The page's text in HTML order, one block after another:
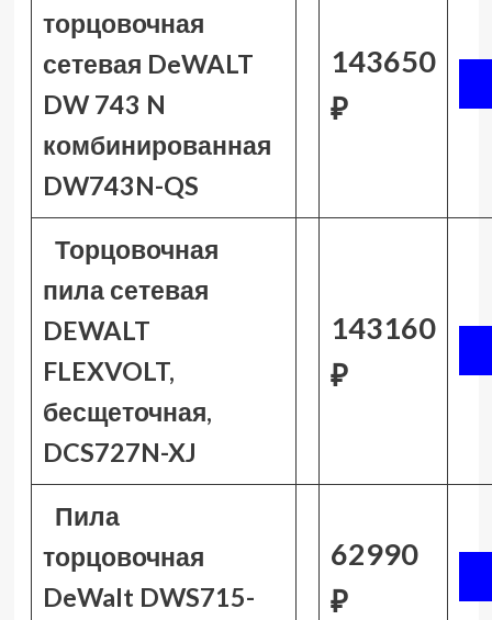
торцовочная
сетевая DeWALT
DW 743 N
комбинированная
DW743N-QS
143650
₽
Торцовочная
пила сетевая
DEWALT
FLEXVOLT,
бесщеточная,
DCS727N-XJ
143160
₽
Пила
торцовочная
DeWalt DWS715-
62990
₽